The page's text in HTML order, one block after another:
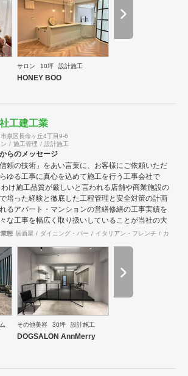
形態が可能です。工場では金属を中心にさまざま
用いた制作が可能で、例えば通常デザイン性とは無
防火設備（鉄扉）などにも高いデザイン性を施すこ
す。 GRIDFRAME とりかえのきかない空間
Synes(シネス) 霧のようなやわらか
synes.jp/ SOTOCHIKU 時間の蓄積を取り
https://sotochiku.com/
サロン 10坪 設計施工
HONEY BOO
工建工業
泉区長命ヶ丘4丁目9-6
施工管理 設計施工
らのメッセージ
信頼の技術」をあい言葉に、お客様にご依頼いただ
ゆる工事に真心を込めて施工を行う工事会社で
け施工品質が厳しいと言われる店舗や商業施設の
培った経験と徹底した工程管理と安全対策の計画
るアパート・マンションの営繕修繕の工事実績を
な工事を幅広く取り扱いしていることが当社の大
す。
態 居酒屋 ダイニング・バー イタリアン・フレンチ カフェ
その他美容 30坪 設計施工
DOGSALON AnnMerry